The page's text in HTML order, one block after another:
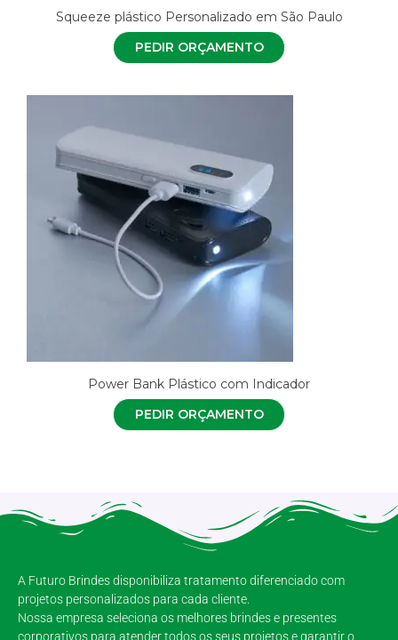
Squeeze plástico Personalizado em São Paulo
PEDIR ORÇAMENTO
Power Bank Plástico com Indicador
PEDIR ORÇAMENTO
A Futuro Brindes disponibiliza tratamento diferenciado com
projetos personalizados para cada cliente.
Nossa empresa seleciona os melhores brindes e presentes
corporativos para atender todos os seus projetos e garantir o